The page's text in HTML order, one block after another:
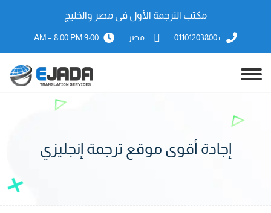
مكتب الترجمة الأول فى مصر والخليج
+01101203800 مصر 9:00 AM – 8:00 PM
إجادة أقوى موقع ترجمة إنجليزي